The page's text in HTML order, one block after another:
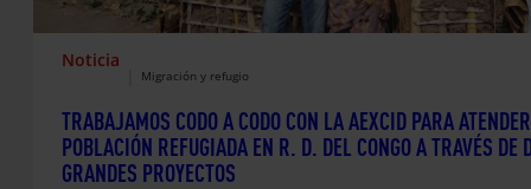
Noticia
Migración y refugio
TRABAJAMOS CODO A CODO CON LA AEXCID PARA
POBLACIÓN REFUGIADA EN R. D. DEL CONGO A TRAVÉS DE
GRANDES PROYECTOS